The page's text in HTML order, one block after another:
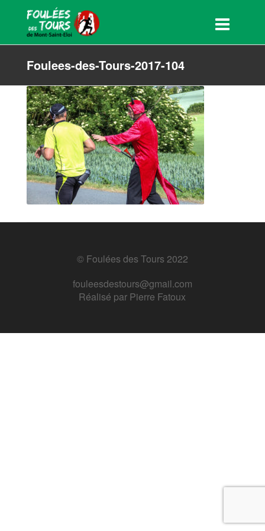
Foulees-des-Tours-2017-104
© Foulées des Tours 2022
fouleesdestours@gmail.com
Réalisé par Pierre Fatoux